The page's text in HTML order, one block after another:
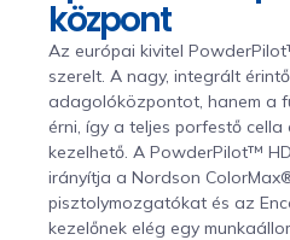
központ
Az európai kivitel
szerelt. A nagy, integrált
adagolóközpontot, hanem a
érni, így a teljes porfestő
kezelhető. A PowderPilot™
irányítja a Nordson
pisztolymozgatókat és az
kezelőnek elég egy